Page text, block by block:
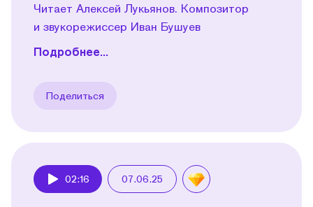
Читает Алексей Лукьянов. Композитор
и звукорежиссер Иван Бушуев
Подробнее...
Поделиться
02:16 07.06.25